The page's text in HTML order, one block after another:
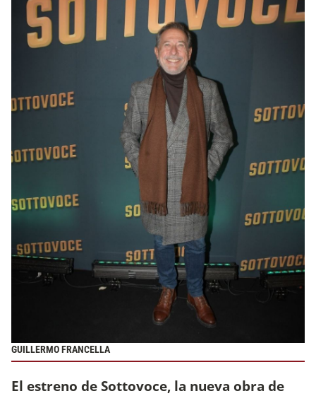
GUILLERMO FRANCELLA
El estreno de Sottovoce, la nueva obra de